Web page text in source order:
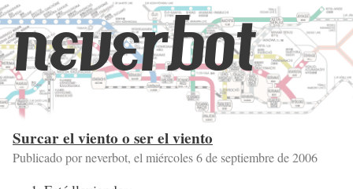
neverbot
Surcar el viento o ser el viento
Publicado por neverbot, el miércoles 6 de septiembre de 2006